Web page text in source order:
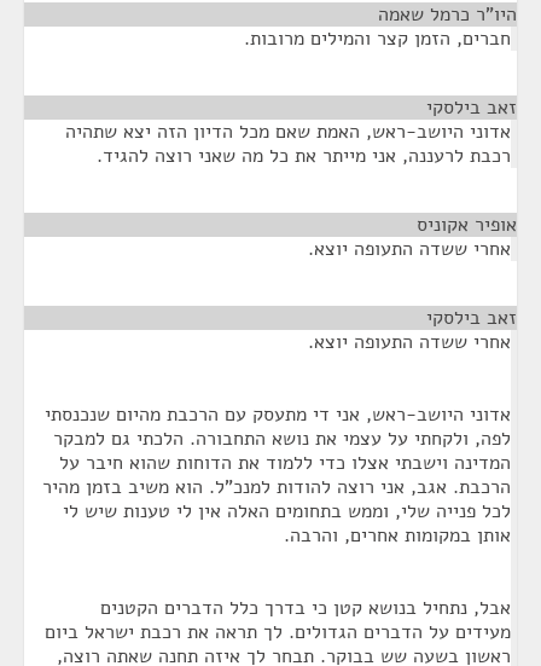
היו"ר כרמל שאמה
חברים, הזמן קצר והמילים מרובות.
זאב בילסקי
אדוני היושב-ראש, האמת שאם מכל הדיון הזה יצא שתהיה
רכבת לרעננה, אני מייתר את כל מה שאני רוצה להגיד.
אופיר אקוניס
אחרי ששדה התעופה יוצא.
זאב בילסקי
אחרי ששדה התעופה יוצא.
אדוני היושב-ראש, אני די מתעסק עם הרכבת מהיום שנכנסתי
לפה, ולקחתי על עצמי את נושא התחבורה. הלכתי גם למבקר
המדינה וישבתי אצלו כדי ללמוד את הדוחות שהוא חיבר על
הרכבת. אגב, אני רוצה להודות למנכ"ל. הוא משיב בזמן מהיר
לכל פנייה שלי, וממש בתחומים האלה אין לי טענות שיש לי
אותן במקומות אחרים, והרבה.
אבל, נתחיל בנושא קטן כי בדרך כלל הדברים הקטנים
מעידים על הדברים הגדולים. לך תראה את רכבת ישראל ביום
ראשון בשעה שש בבוקר. תבחר לך איזה תחנה שאתה רוצה,